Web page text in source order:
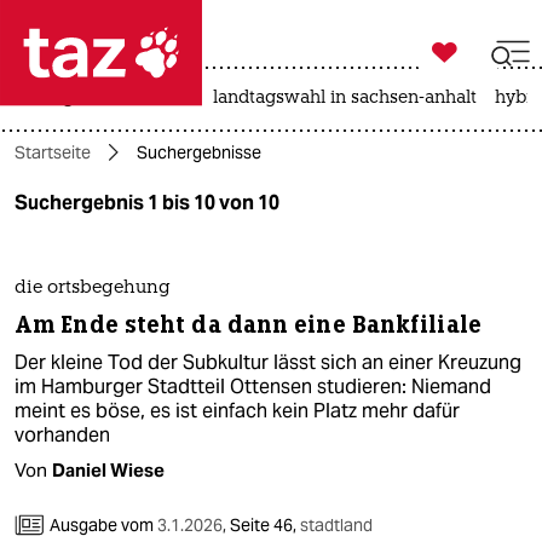
 taz zahl ich
taz zahl ich
themen
politik
öko
gesellschaft
kultur

taz zahl ich
landtagswahl in sachsen-anhalt
Startseite Suchergebnisse
Suchergebnis 1 bis 10 von 10
die ortsbegehung
Am Ende steht da dann eine Bankfiliale
Der kleine Tod der Subkultur lässt sich an einer Kreuzung
im Hamburger Stadtteil Ottensen studieren: Niemand
meint es böse, es ist einfach kein Platz mehr dafür
vorhanden
Von Daniel Wiese
Ausgabe vom3.1.2026,Seite 46,stadtland